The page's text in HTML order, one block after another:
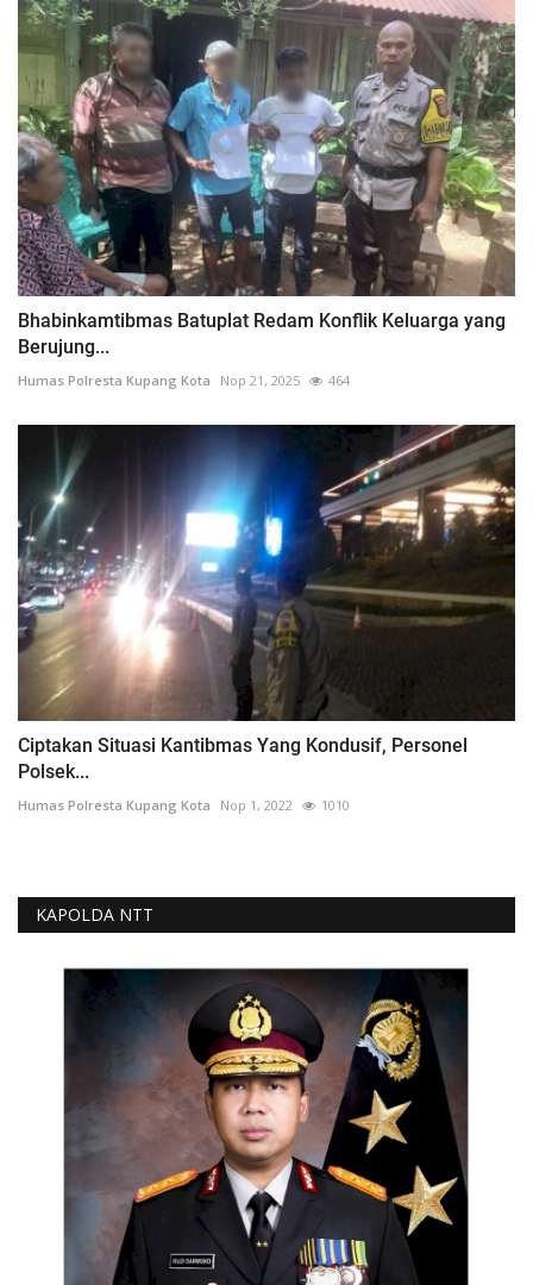
Bhabinkamtibmas Batuplat Redam Konflik Keluarga yang
Berujung...
Humas Polresta Kupang Kota Nop 21, 2025 464
Ciptakan Situasi Kantibmas Yang Kondusif, Personel
Polsek...
Humas Polresta Kupang Kota Nop 1, 2022 1010
KAPOLDA NTT